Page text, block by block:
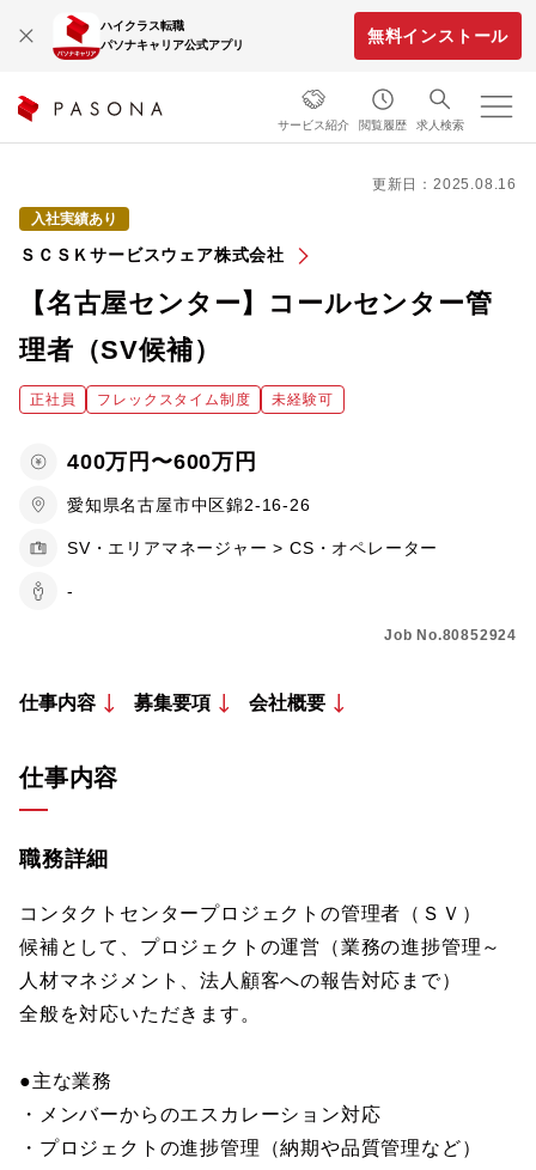
ハイクラス転職
パソナキャリア公式アプリ
無料インストール
サービス紹介 閲覧履歴 求人検索
更新日：2025.08.16
入社実績あり
ＳＣＳＫサービスウェア株式会社
【名古屋センター】コールセンター管
理者（SV候補）
正社員 フレックスタイム制度 未経験可
400万円〜600万円
愛知県名古屋市中区錦2-16-26
SV・エリアマネージャー > CS・オペレーター
-
Job No.80852924
仕事内容 募集要項 会社概要
仕事内容
職務詳細
コンタクトセンタープロジェクトの管理者（ＳＶ）
候補として、プロジェクトの運営（業務の進捗管理～
人材マネジメント、法人顧客への報告対応まで）
全般を対応いただきます。
●主な業務
・メンバーからのエスカレーション対応
・プロジェクトの進捗管理（納期や品質管理など）